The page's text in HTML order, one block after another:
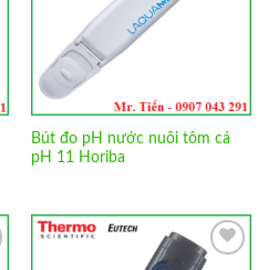
Bút đo pH nước nuôi tôm cá
pH 11 Horiba